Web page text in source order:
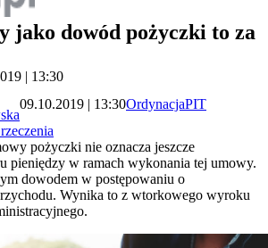
jako dowód pożyczki to za
| 13:30
09.10.2019 | 13:30OrdynacjaPIT
pożyczki nie oznacza jeszcze
pieniędzy w ramach wykonania tej umowy.
dowodem w postępowaniu o
Wynika to z wtorkowego wyroku